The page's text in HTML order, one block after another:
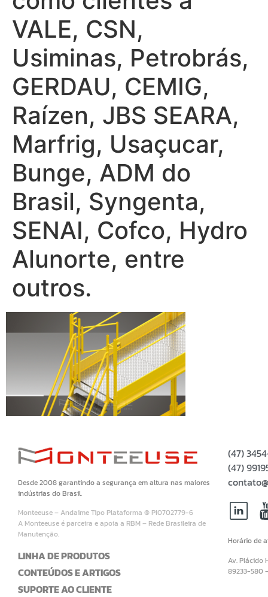
VALE, CSN,
Usiminas, Petrobrás,
GERDAU, CEMIG,
Raízen, JBS SEARA,
Marfrig, Usaçucar,
Bunge, ADM do
Brasil, Syngenta,
SENAI, Cofco, Hydro
Alunorte, entre
outros.
Desde 2008 garantindo a segurança em altura nas maiores
indústrias do Brasil.
Monteeuse – Andaime Tipo Plataforma ® PI0702779-6
A Monteeuse é parceira e apoia a RBM – Rede Brasileira de
Manutenção.
LINHA DE PRODUTOS
CONTEÚDOS E ARTIGOS
SUPORTE AO CLIENTE
(47)
(47)
Horário de
Av. Plácido
89233-580